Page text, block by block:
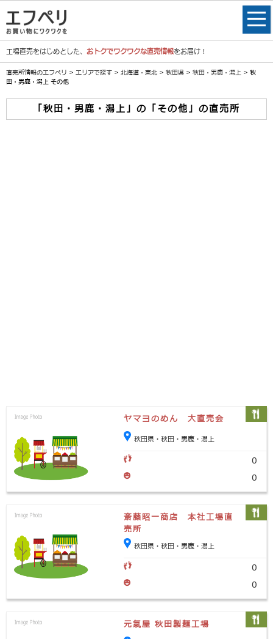
工場直売をはじめとした、 おトクでワクワクな直売情報をお届け！
直売所情報のエフペリ > エリアで探す > 北海道・東北 > 秋田県 > 秋田・男鹿・潟上 > 秋
田・男鹿・潟上 その他
「秋田・男鹿・潟上」の「その他」の直売所
ヤマヨのめん 大直売会
秋田県・秋田・男鹿・潟上
0
0
斎藤昭一商店 本社工場直
売所
秋田県・秋田・男鹿・潟上
0
0
元氣屋 秋田製麺工場